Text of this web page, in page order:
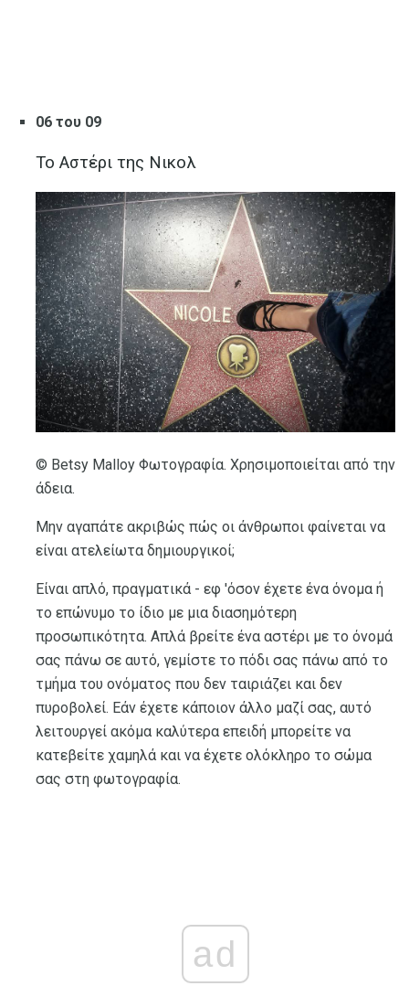
06 του 09
Το Αστέρι της Νικολ
© Betsy Malloy Φωτογραφία. Χρησιμοποιείται από την
άδεια.
Μην αγαπάτε ακριβώς πώς οι άνθρωποι φαίνεται να
είναι ατελείωτα δημιουργικοί;
Είναι απλό, πραγματικά - εφ 'όσον έχετε ένα όνομα ή
το επώνυμο το ίδιο με μια διασημότερη
προσωπικότητα. Απλά βρείτε ένα αστέρι με το όνομά
σας πάνω σε αυτό, γεμίστε το πόδι σας πάνω από το
τμήμα του ονόματος που δεν ταιριάζει και δεν
πυροβολεί. Εάν έχετε κάποιον άλλο μαζί σας, αυτό
λειτουργεί ακόμα καλύτερα επειδή μπορείτε να
κατεβείτε χαμηλά και να έχετε ολόκληρο το σώμα
σας στη φωτογραφία.
ad